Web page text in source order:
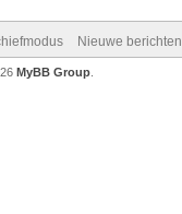
Nieuwe berichten
MyBB Group.